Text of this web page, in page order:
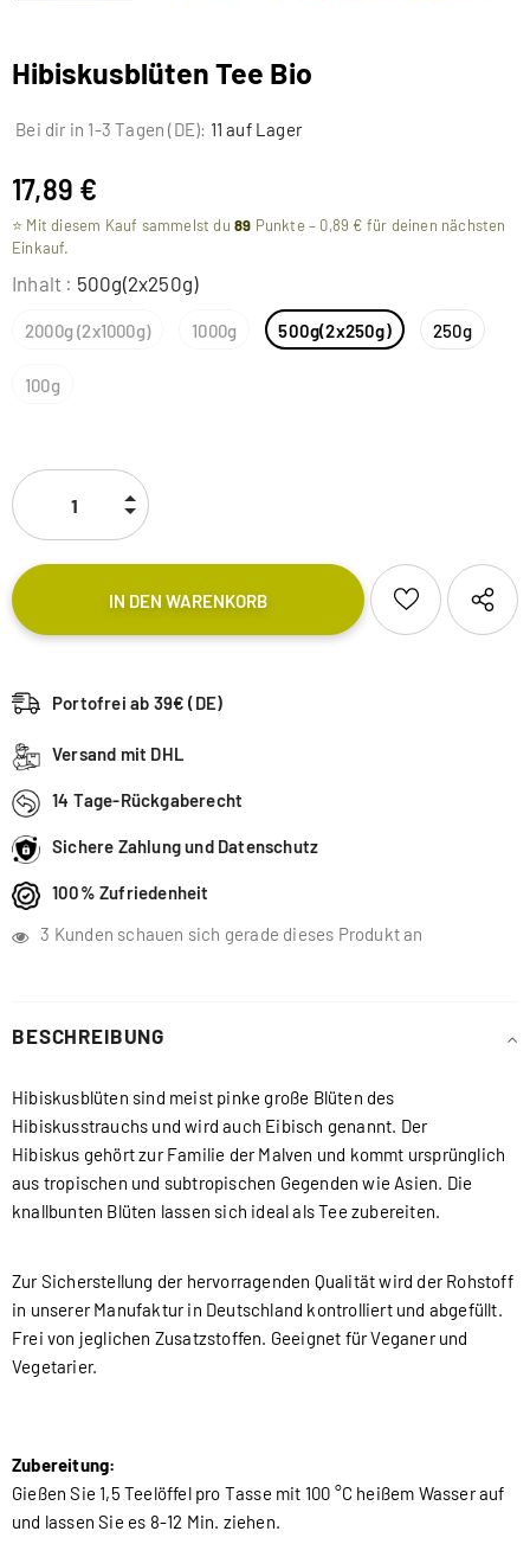
Hibiskusblüten Tee Bio
Bei dir in 1-3 Tagen (DE): 11 auf Lager
17,89 €
⭐ Mit diesem Kauf sammelst du 89 Punkte – 0,89 € für deinen nächsten
Einkauf.
Inhalt : 500g(2x250g)
2000g (2x1000g) 1000g 500g(2x250g) 250g
100g
Portofrei ab 39€ (DE)
Versand mit DHL
14 Tage-Rückgaberecht
Sichere Zahlung und Datenschutz
100% Zufriedenheit
3 Kunden schauen sich gerade dieses Produkt an
BESCHREIBUNG
Hibiskusblüten sind meist pinke große Blüten des
Hibiskusstrauchs und wird auch Eibisch genannt. Der
Hibiskus gehört zur Familie der Malven und kommt ursprünglich
aus tropischen und subtropischen Gegenden wie Asien. Die
knallbunten Blüten lassen sich ideal als Tee zubereiten.
Zur Sicherstellung der hervorragenden Qualität wird der Rohstoff
in unserer Manufaktur in Deutschland kontrolliert und abgefüllt.
Frei von jeglichen Zusatzstoffen. Geeignet für Veganer und
Vegetarier.
Zubereitung:
Gießen Sie 1,5 Teelöffel pro Tasse mit 100 °C heißem Wasser auf
und lassen Sie es 8-12 Min. ziehen.